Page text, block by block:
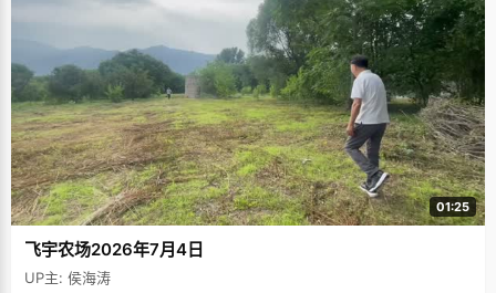
01:25
飞宇农场2026年7月4日
UP主: 侯海涛